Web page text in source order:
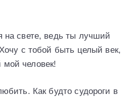
на свете, ведь ты лучший
с тобой быть целый век,
человек!
Как будто судороги в